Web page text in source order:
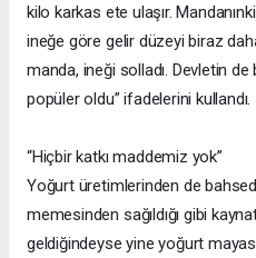
kilo karkas ete ulaşır.
ineğe göre gelir düzeyi biraz
manda, ineği solladı. Devletin
popüler oldu” ifadelerini kullandı.
“Hiçbir katkı maddemiz yok”
Yoğurt üretimlerinden de
memesinden sağıldığı gibi
geldiğindeyse yine yoğurt